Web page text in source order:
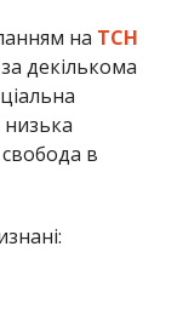
на ТСН
декількома
свобода в